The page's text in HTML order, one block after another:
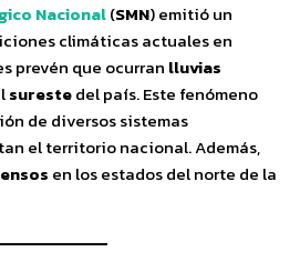
Nacional(SMN) emitió un
climáticas actuales en
prevén que ocurran lluvias
surestedel país. Este fenómeno
de diversos sistemas
el territorio nacional. Además,
en los estados del norte de la